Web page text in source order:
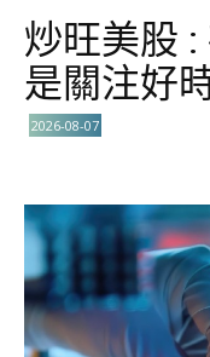
炒旺美股
是關注好
2026-08-07